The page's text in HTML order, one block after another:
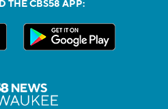
THE CBS58 APP: